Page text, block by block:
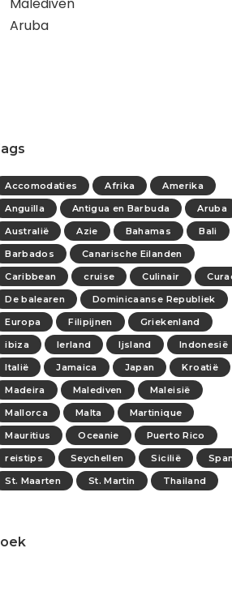
Malediven
Aruba
Accomodaties Afrika
Amerika
Anguilla
Antigua en Barbuda
Aruba
Australië
Azie Bahamas
Bali
Barbados
Canarische Eilanden
Caribbean
cruise Culinair
De balearen
Dominicaanse Republiek
Europa
Filipijnen
Griekenland
ibiza
Ierland Ijsland
Indonesië
Italië
Jamaica Japan
Kroatië
Madeira
Malediven
Maleisië
Mallorca
Malta
Martinique
Mauritius
Oceanie
Puerto Rico
reistips
Seychellen Sicilië
St. Maarten
St. Martin Thailand